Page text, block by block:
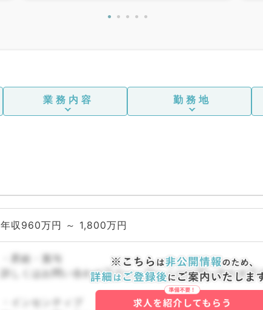
業務内容 勤務地
年収960万円 ～ 1,800万円
・昇給・賞与
詳しくはお問い合わせ下さい。詳しくはお問い合わせ下
・インセンティブ